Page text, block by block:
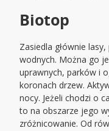
Biotop
Zasiedla głównie
wodnych. Można go
uprawnych, parków i
koronach drzew.
nocy. Jeżeli chodzi o
to na obszarze jego
zróżnicowanie. Od